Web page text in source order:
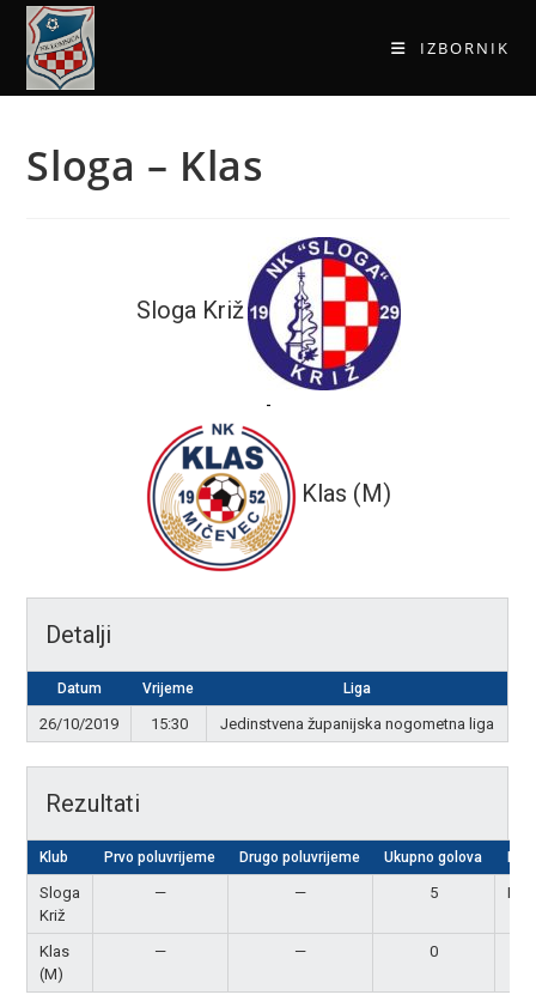
IZBORNIK
Sloga – Klas
Sloga Križ
-
Klas (M)
Detalji
Datum Vrijeme Liga
26/10/2019 15:30 Jedinstvena županijska nogometna liga
Rezultati
Klub Prvo poluvrijeme Drugo poluvrijeme Ukupno golova
Sloga
Križ
— — 5
Klas
(M)
— — 0